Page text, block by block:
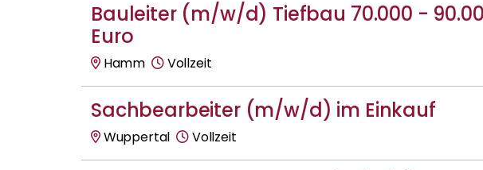
Bauleiter (m/w/d) Tiefbau 70.000 -
Euro
Hamm Vollzeit
Sachbearbeiter (m/w/d) im Einkauf
Wuppertal Vollzeit